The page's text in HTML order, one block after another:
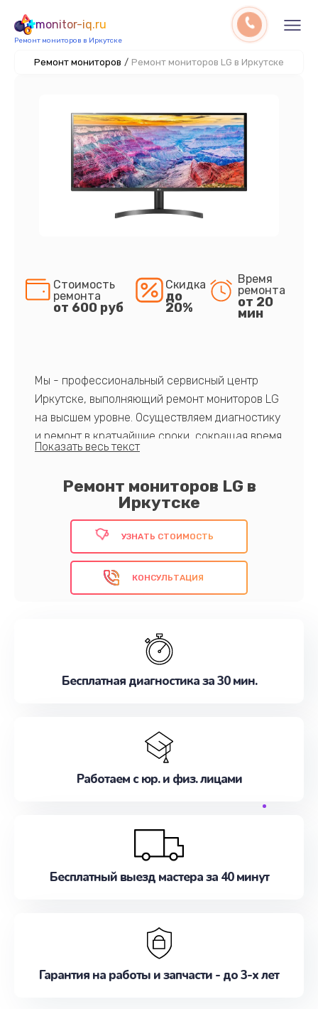
monitor-iq.ru
Ремонт мониторов в Иркутске
Ремонт мониторов / Ремонт мониторов LG в Иркутске
Ремонт мониторов LG в
Иркутске
Стоимость
ремонта
от 600 руб
Скидка
до
20%
Время
ремонта
от 20
мин
Мы - профессиональный сервисный центр
Иркутске, выполняющий ремонт мониторов LG
на высшем уровне. Осуществляем диагностику
и ремонт в кратчайшие сроки, сокращая время
простоя вашего устройства. В нашем центре
комплектующие и современное оборудование.
Звоните сегодня!
УЗНАТЬ СТОИМОСТЬ
КОНСУЛЬТАЦИЯ
Бесплатная диагностика за 30 мин.
Работаем с юр. и физ. лицами
Бесплатный выезд мастера за 40 минут
Гарантия на работы и запчасти - до 3-х лет